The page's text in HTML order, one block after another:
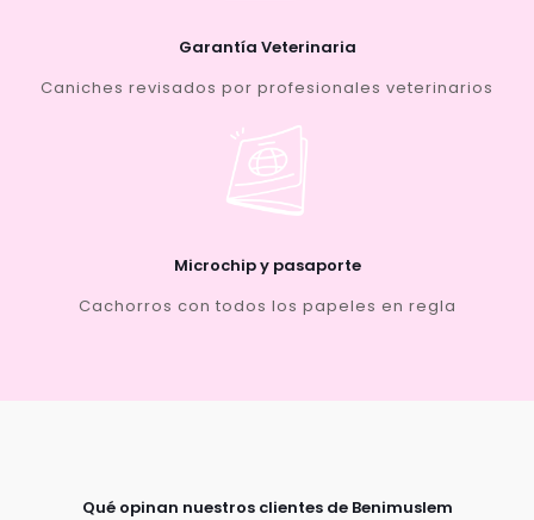
Garantía Veterinaria
Caniches revisados por profesionales veterinarios
Microchip y pasaporte
Cachorros con todos los papeles en regla
Qué opinan nuestros clientes de Benimuslem